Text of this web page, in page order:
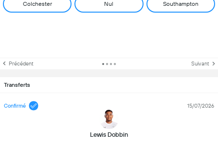
Colchester Nul Southampton
Précédent Suivant
Transferts
Confirmé
Lewis Dobbin
15/07/2026